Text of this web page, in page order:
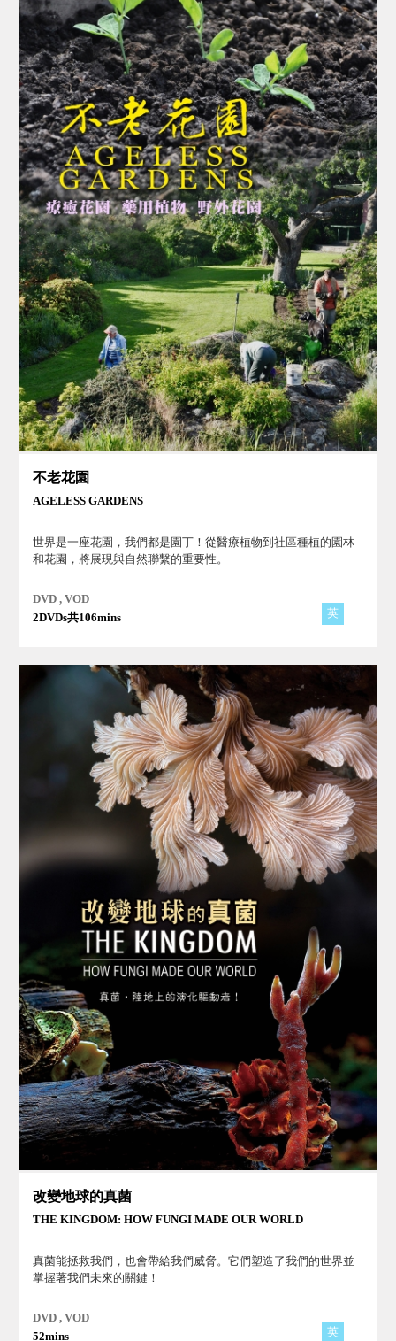
不老花園
AGELESS GARDENS
世界是一座花園，我們都是園丁！從醫療植物到社區種植的園林
和花園，將展現與自然聯繫的重要性。
DVD , VOD
2DVDs共106mins
英
改變地球的真菌
THE KINGDOM: HOW FUNGI MADE OUR WORLD
真菌能拯救我們，也會帶給我們威脅。它們塑造了我們的世界並
掌握著我們未來的關鍵！
DVD , VOD
52mins
英